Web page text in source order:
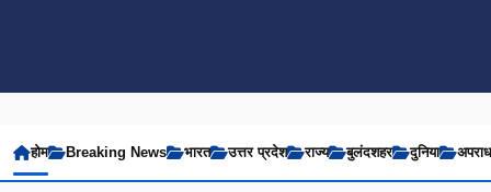
होम Breaking News भारत उत्तर प्रदेश राज्य बुलंदशहर दुनिया अपराध